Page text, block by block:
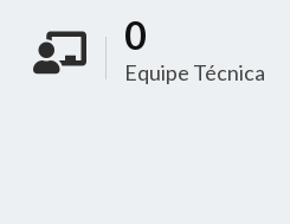
1
Equipe Técnica